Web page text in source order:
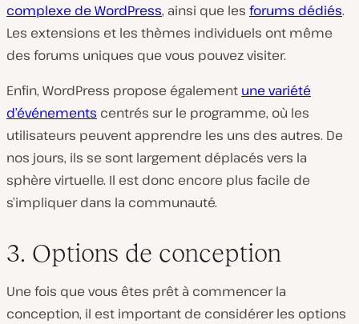
complexe de WordPress, ainsi que les forums dédiés.
Les extensions et les thèmes individuels ont même
des forums uniques que vous pouvez visiter.
Enfin, WordPress propose également une variété
d’événements centrés sur le programme, où les
utilisateurs peuvent apprendre les uns des autres. De
nos jours, ils se sont largement déplacés vers la
sphère virtuelle. Il est donc encore plus facile de
s’impliquer dans la communauté.
3. Options de conception
Une fois que vous êtes prêt à commencer la
conception, il est important de considérer les options